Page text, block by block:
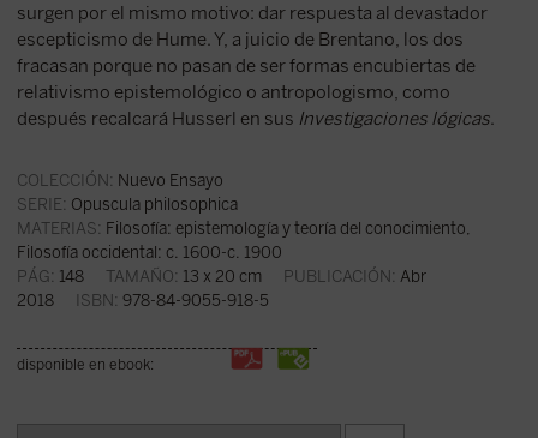
surgen por el mismo motivo: dar respuesta al devastador
escepticismo de Hume. Y, a juicio de Brentano, los dos
fracasan porque no pasan de ser formas encubiertas de
relativismo epistemológico o antropologismo, como
después recalcará Husserl en sus Investigaciones lógicas.
COLECCIÓN: Nuevo Ensayo
SERIE: Opuscula philosophica
MATERIAS: Filosofía: epistemología y teoría del conocimiento
Filosofía occidental: c. 1600-c. 1900
PÁG: 148 TAMAÑO: 13 x 20 cm PUBLICACIÓN: Abr
2018 ISBN: 978-84-9055-918-5
disponible en ebook: